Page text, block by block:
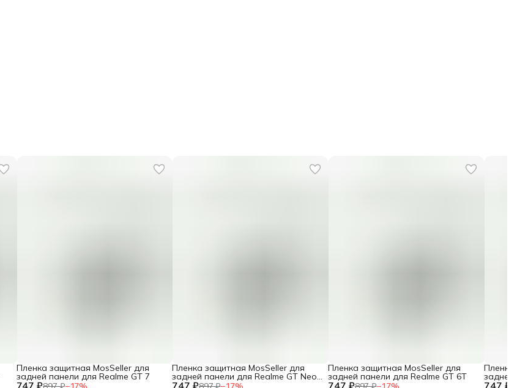
Пленка защитная MosSeller для
задней панели для Realme GT 7
Пленка защитная MosSeller для
задней панели для Realme GT Neo
5
Пленка защитная MosSeller для
задней панели для Realme GT 6T
Пленка
задней